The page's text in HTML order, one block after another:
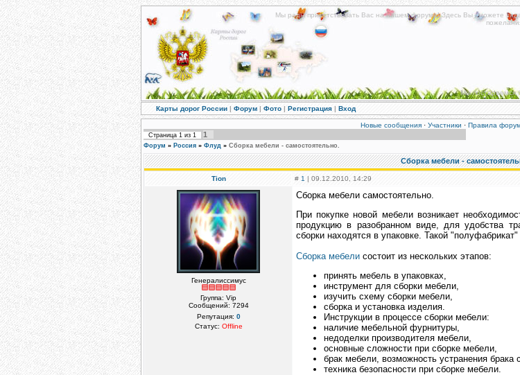
Мы рады приветствовать Вас на нашем форуме! Здесь Вы сможете
Мы постараемся
Карты дорог России | Форум | Фото | Регистрация | Вход
Новые сообщения· Участники · Правила
Страница 1 из 1 1
Форум » Россия » Флуд » Сборка мебели - самостоятельно.
Сборка мебели -
Tion # 1 | 09.12.2010, 14:29
Генералиссимус
Группа: Vip
Сообщений: 7294
Репутация: 0
Статус: Offline
Сборка мебели самостоятельно.
При покупке новой мебели возникает
продукцию в разобранном виде, для удобства
сборки находятся в упаковке. Такой
Сборка мебели состоит из нескольких этапов:
принять мебель в упаковках,
инструмент для сборки мебели,
изучить схему сборки мебели,
сборка и установка изделия.
Инструкции в процессе сборки мебели:
наличие мебельной фурнитуры,
недоделки производителя мебели,
основные сложности при сборке мебели,
брак мебели, возможность устранения брака
техника безопасности при сборке мебели.